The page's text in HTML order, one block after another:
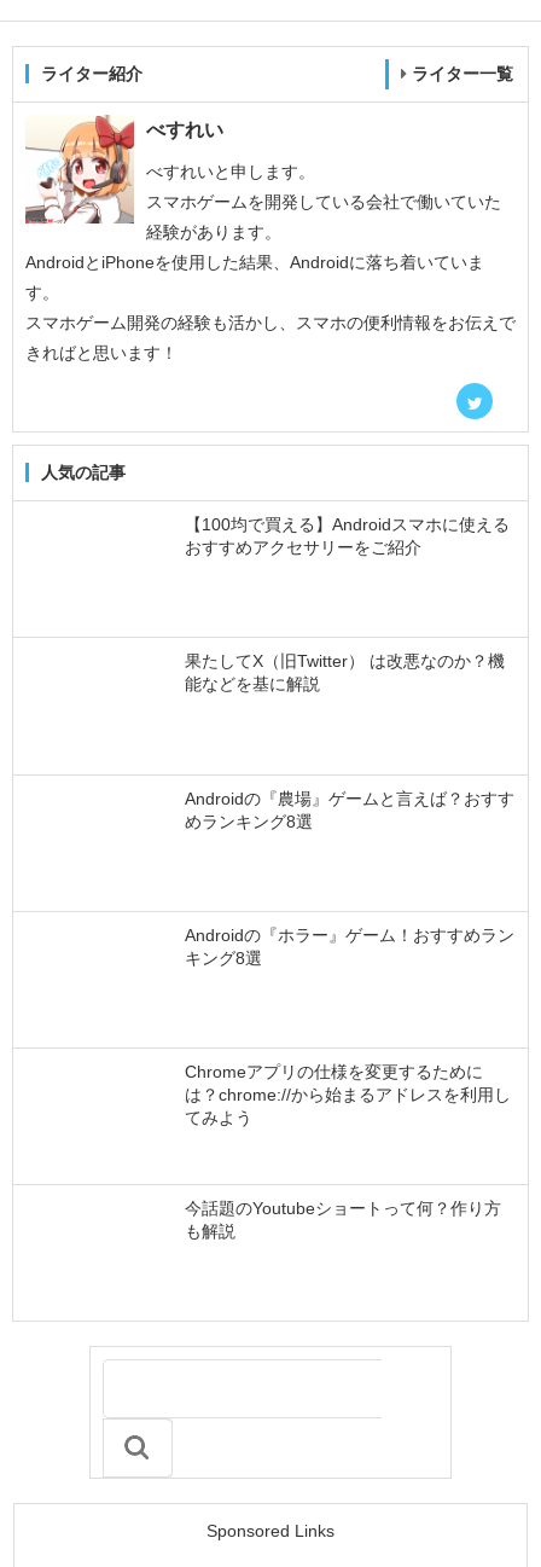
ライター紹介 ライター一覧
べすれい
べすれいと申します。
スマホゲームを開発している会社で働いていた
経験があります。
AndroidとiPhoneを使用した結果、Androidに落ち着いていま
す。
スマホゲーム開発の経験も活かし、スマホの便利情報をお伝えで
きればと思います！
人気の記事
【100均で買える】Androidスマホに使える
おすすめアクセサリーをご紹介
果たしてX（旧Twitter） は改悪なのか？機
能などを基に解説
Androidの『農場』ゲームと言えば？おすす
めランキング8選
Androidの『ホラー』ゲーム！おすすめラン
キング8選
Chromeアプリの仕様を変更するために
は？chrome://から始まるアドレスを利用し
てみよう
今話題のYoutubeショートって何？作り方
も解説
Sponsored Links